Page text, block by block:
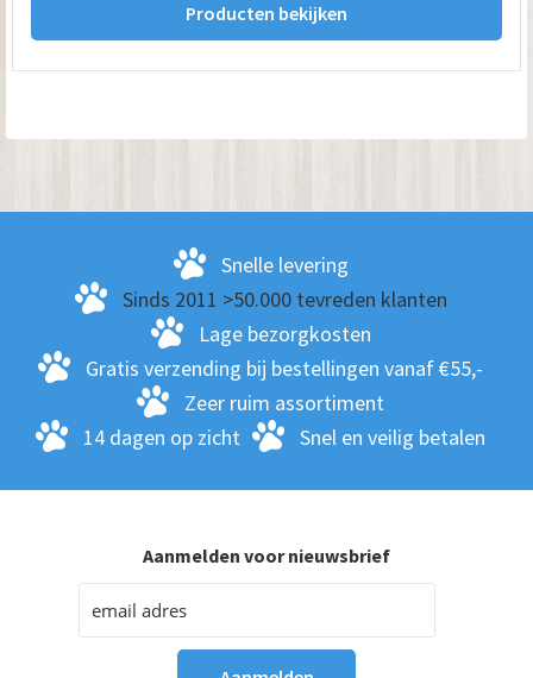
€ 59.95
Producten bekijken
Snelle levering
Sinds 2011 >50.000 tevreden klanten
Lage bezorgkosten
Gratis verzending bij bestellingen vanaf €55,-
Zeer ruim assortiment
14 dagen op zicht
Snel en veilig betalen
Aanmelden voor nieuwsbrief